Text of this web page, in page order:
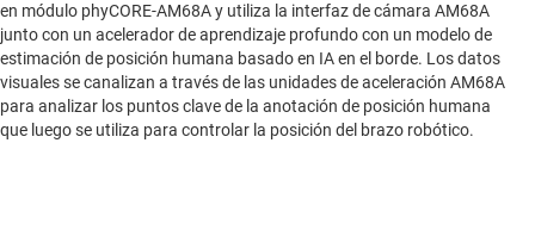
en módulo phyCORE-AM68A y utiliza la interfaz de cámara AM68A
junto con un acelerador de aprendizaje profundo con un modelo de
estimación de posición humana basado en IA en el borde. Los datos
visuales se canalizan a través de las unidades de aceleración AM68A
para analizar los puntos clave de la anotación de posición humana
que luego se utiliza para controlar la posición del brazo robótico.